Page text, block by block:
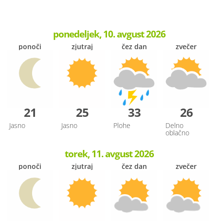
ponedeljek, 10. avgust 2026
ponoči
21
Jasno
zjutraj
25
Jasno
čez dan
33
Plohe
zvečer
26
Delno
oblačno
torek, 11. avgust 2026
ponoči zjutraj čez dan zvečer